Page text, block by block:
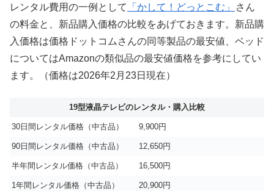
レンタル費用の一例として 「かして！どっとこむ」
さん
の料金と、新品購入価格の比較をあげておきます。新品購
入価格は価格ドットコムさんの同等製品の最安値、ベッド
についてはAmazonの類似品の最安値価格を参考にしてい
ます。（価格は2026年2月23日現在）
19型液晶テレビのレンタル・購入比較
30日間レンタル価格（中古品） 9,900円
90日間レンタル価格（中古品） 12,650円
半年間レンタル価格（中古品） 16,500円
1年間レンタル価格（中古品） 20,900円